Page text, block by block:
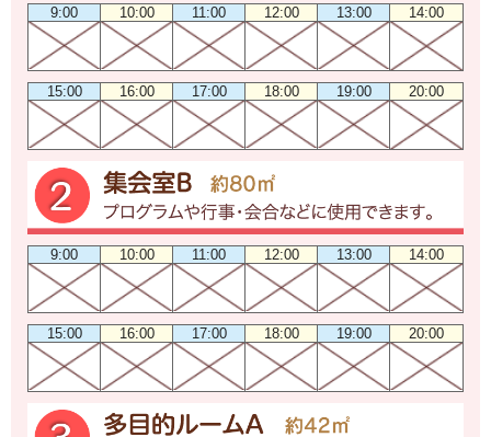
9:00 10:00 11:00 12:00 13:00 14:00
15:00 16:00 17:00 18:00 19:00 20:00
9:00 10:00 11:00 12:00 13:00 14:00
15:00 16:00 17:00 18:00 19:00 20:00